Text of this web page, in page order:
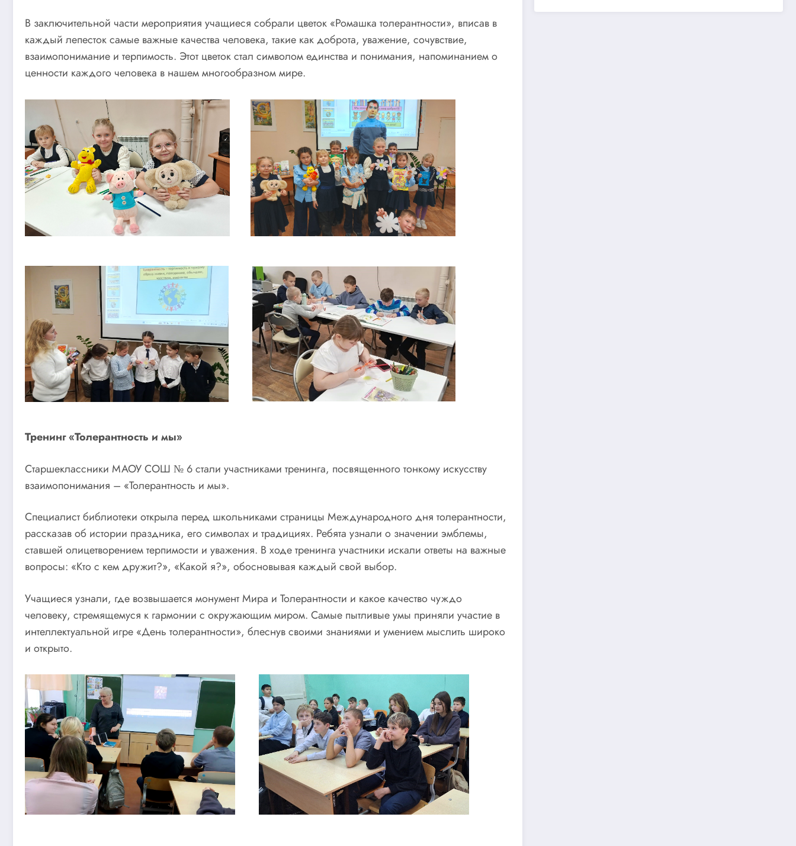
В заключительной части мероприятия учащиеся собрали цветок «Ромашка толерантности», вписав в
каждый лепесток самые важные качества человека, такие как доброта, уважение, сочувствие,
взаимопонимание и терпимость. Этот цветок стал символом единства и понимания, напоминанием о
ценности каждого человека в нашем многообразном мире.
Тренинг «Толерантность и мы»
Старшеклассники МАОУ СОШ № 6 стали участниками тренинга, посвященного тонкому искусству
взаимопонимания – «Толерантность и мы».
Специалист библиотеки открыла перед школьниками страницы Международного дня толерантности,
рассказав об истории праздника, его символах и традициях. Ребята узнали о значении эмблемы,
ставшей олицетворением терпимости и уважения. В ходе тренинга участники искали ответы на важные
вопросы: «Кто с кем дружит?», «Какой я?», обосновывая каждый свой выбор.
Учащиеся узнали, где возвышается монумент Мира и Толерантности и какое качество чуждо
человеку, стремящемуся к гармонии с окружающим миром. Самые пытливые умы приняли участие в
интеллектуальной игре «День толерантности», блеснув своими знаниями и умением мыслить широко
и открыто.